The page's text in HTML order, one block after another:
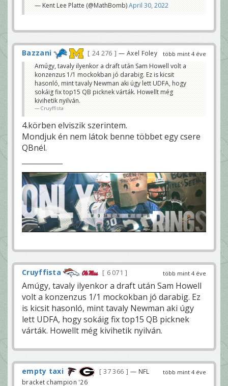
— Kent Lee Platte (@MathBomb)April 30, 2022
több mint 4 éve
Bazzani 24 276 — Axel Foley
Amúgy, tavaly ilyenkor a draft után Sam Howell volt a
konzenzus 1/1 mockokban jó darabig. Ez is kicsit
hasonló, mint tavaly Newman aki úgy lett UDFA, hogy
sokáig fix top15 QB picknek várták. Howellt még
kivihetik nyilván.
Cruyffista
4.körben elviszik szerintem.
Mondjuk én nem látok benne többet egy csere
QBnél.
több mint 4 éve
Cruyffista 6 071
Amúgy, tavaly ilyenkor a draft után Sam Howell
volt a konzenzus 1/1 mockokban jó darabig. Ez
is kicsit hasonló, mint tavaly Newman aki úgy
lett UDFA, hogy sokáig fix top15 QB picknek
várták. Howellt még kivihetik nyilván.
több mint 4 éve
empty taxi 37 366
— NFL
bracket champion '26